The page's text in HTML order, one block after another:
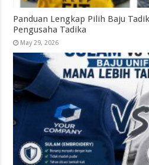
Panduan Lengkap Pilih Baju
Pengusaha Tadika
May 29, 2026